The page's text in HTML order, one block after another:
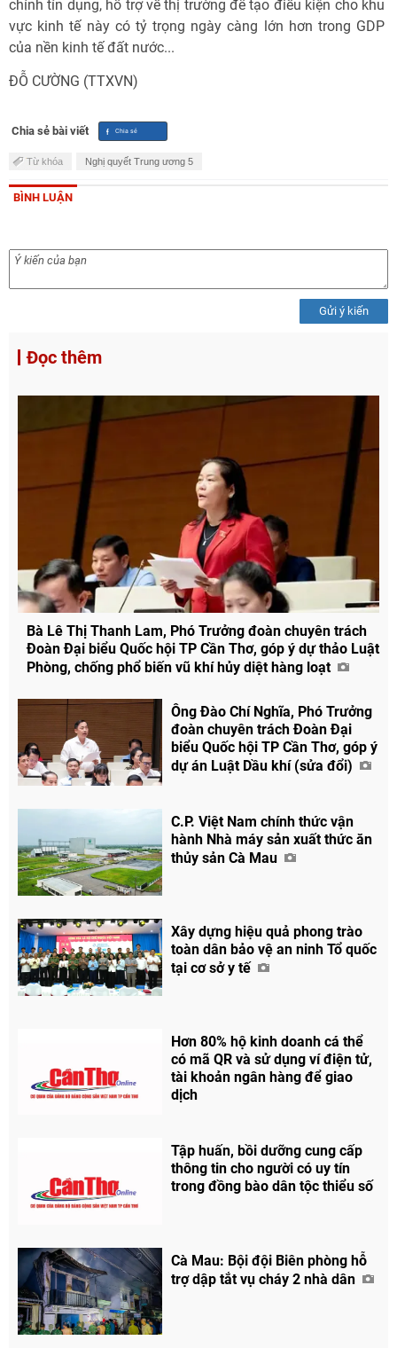
chính tín dụng, hỗ trợ về thị trường để tạo điều kiện cho khu
vực kinh tế này có tỷ trọng ngày càng lớn hơn trong GDP
của nền kinh tế đất nước...
ĐỖ CƯỜNG (TTXVN)
Chia sẻ bài viết
Từ khóa Nghị quyết Trung ương 5
BÌNH LUẬN
Gửi ý kiến
Đọc thêm
Bà Lê Thị Thanh Lam, Phó Trưởng đoàn chuyên trách
Đoàn Đại biểu Quốc hội TP Cần Thơ, góp ý dự thảo Luật
Phòng, chống phổ biến vũ khí hủy diệt hàng loạt
Ông Đào Chí Nghĩa, Phó Trưởng
đoàn chuyên trách Đoàn Đại
biểu Quốc hội TP Cần Thơ, góp ý
dự án Luật Dầu khí (sửa đổi)
C.P. Việt Nam chính thức vận
hành Nhà máy sản xuất thức ăn
thủy sản Cà Mau
Xây dựng hiệu quả phong trào
toàn dân bảo vệ an ninh Tổ quốc
tại cơ sở y tế
Hơn 80% hộ kinh doanh cá thể
có mã QR và sử dụng ví điện tử,
tài khoản ngân hàng để giao
dịch
Tập huấn, bồi dưỡng cung cấp
thông tin cho người có uy tín
trong đồng bào dân tộc thiểu số
Cà Mau: Bội đội Biên phòng hỗ
trợ dập tắt vụ cháy 2 nhà dân